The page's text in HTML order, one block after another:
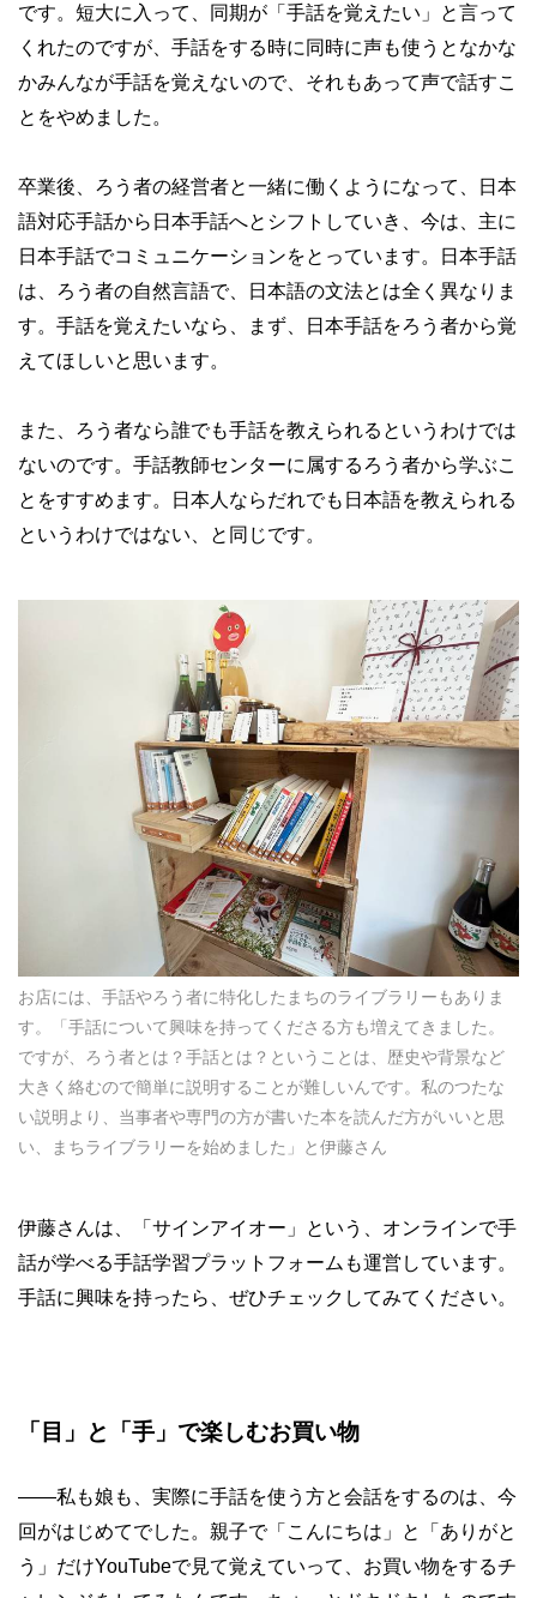
です。短大に入って、同期が「手話を覚えたい」と言って
くれたのですが、手話をする時に同時に声も使うとなかな
かみんなが手話を覚えないので、それもあって声で話すこ
とをやめました。
卒業後、ろう者の経営者と一緒に働くようになって、日本
語対応手話から日本手話へとシフトしていき、今は、主に
日本手話でコミュニケーションをとっています。日本手話
は、ろう者の自然言語で、日本語の文法とは全く異なりま
す。手話を覚えたいなら、まず、日本手話をろう者から覚
えてほしいと思います。
また、ろう者なら誰でも手話を教えられるというわけでは
ないのです。手話教師センターに属するろう者から学ぶこ
とをすすめます。日本人ならだれでも日本語を教えられる
というわけではない、と同じです。
お店には、手話やろう者に特化したまちのライブラリーもありま
す。「手話について興味を持ってくださる方も増えてきました。
ですが、ろう者とは？手話とは？ということは、歴史や背景など
大きく絡むので簡単に説明することが難しいんです。私のつたな
い説明より、当事者や専門の方が書いた本を読んだ方がいいと思
い、まちライブラリーを始めました」と伊藤さん
伊藤さんは、「サインアイオー」という、オンラインで手
話が学べる手話学習プラットフォームも運営しています。
手話に興味を持ったら、ぜひチェックしてみてください。
「目」と「手」で楽しむお買い物
——私も娘も、実際に手話を使う方と会話をするのは、今
回がはじめてでした。親子で「こんにちは」と「ありがと
う」だけYouTubeで見て覚えていって、お買い物をするチ